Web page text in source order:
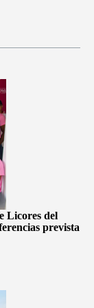
Licores del
prevista